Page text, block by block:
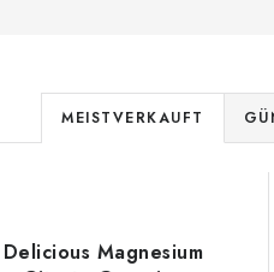
P
r
d
MEISTVERKAUFT
Delicious Magnesium